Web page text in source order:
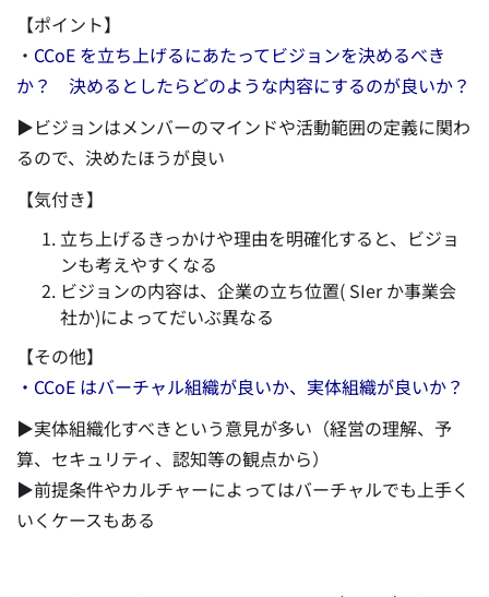
【ポイント】
・ CCoE を立ち上げるにあたってビジョンを決めるべき
か？ 決めるとしたらどのような内容にするのが良いか？
▶ビジョンはメンバーのマインドや活動範囲の定義に関わ
るので、決めたほうが良い
【気付き】
立ち上げるきっかけや理由を明確化すると、ビジョ
ンも考えやすくなる
ビジョンの内容は、企業の立ち位置( SIer か事業会
社か)によってだいぶ異なる
【その他】
・CCoE はバーチャル組織が良いか、実体組織が良いか？
▶実体組織化すべきという意見が多い（経営の理解、予
算、セキュリティ、認知等の観点から）
▶前提条件やカルチャーによってはバーチャルでも上手く
いくケースもある